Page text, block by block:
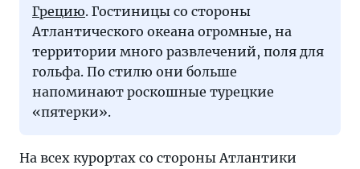
Грецию. Гостиницы со стороны
Атлантического океана огромные, на
территории много развлечений, поля для
гольфа. По стилю они больше
напоминают роскошные турецкие
«пятерки».
На всех курортах со стороны Атлантики